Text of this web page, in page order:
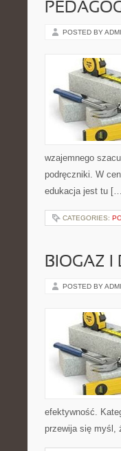
POSTED BY
wzajemnego
podręczniki. W
edukacja jest tu
CATEGORIES:
BIOGAZ I
POSTED BY
efektywność.
przewija się myśl,